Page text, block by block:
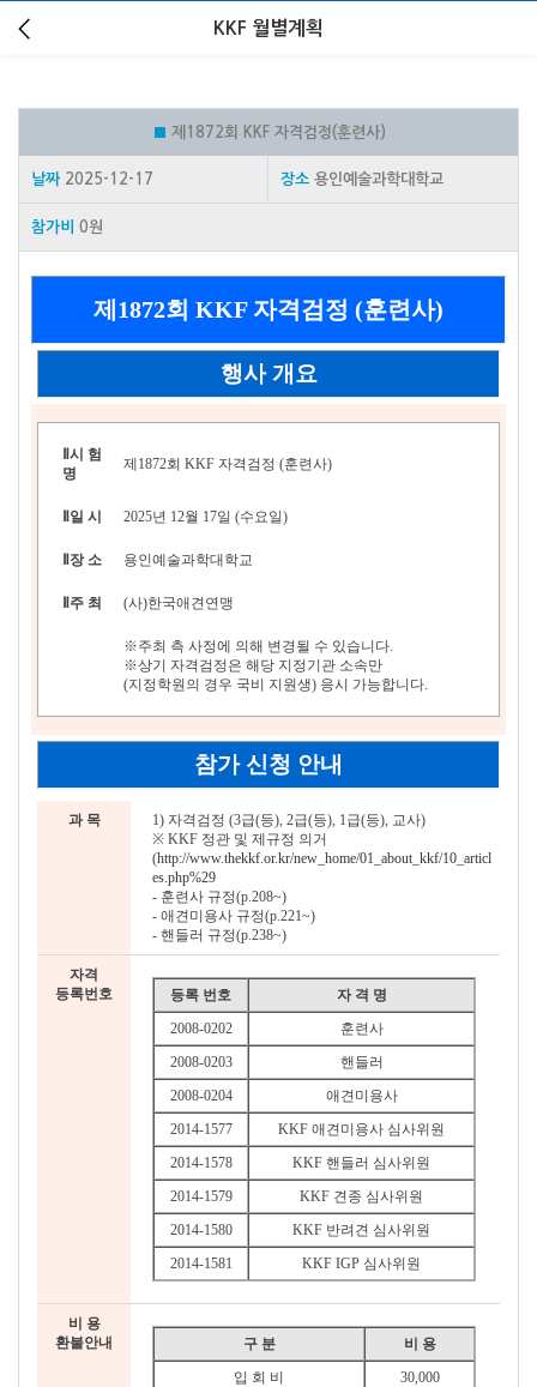
KKF 월별계획
■ 제1872회 KKF 자격검정(훈련사)
날짜 2025-12-17 장소 용인예술과학대학교
참가비 0원
제1872회 KKF 자격검정 (훈련사)
행사 개요
시 험
명
제1872회 KKF 자격검정 (훈련사)
일 시 2025년 12월 17일 (수요일)
장 소 용인예술과학대학교
주 최 (사)한국애견연맹
※주최 측 사정에 의해 변경될 수 있습니다.
※상기 자격검정은 해당 지정기관 소속만
(지정학원의 경우 국비 지원생) 응시 가능합니다.
참가 신청 안내
과 목
1) 자격검정 (3급(등), 2급(등), 1급(등), 교사)
※ KKF 정관 및 제규정 의거
(http://www.thekkf.or.kr/new_home/01_about_kkf/10_articl
es.php%29
- 훈련사 규정(p.208~)
- 애견미용사 규정(p.221~)
- 핸들러 규정(p.238~)
자격
등록번호
등록 번호
자 격 명
2008-0202
훈련사
2008-0203
핸들러
2008-0204
애견미용사
2014-1577
KKF 애견미용사 심사위원
2014-1578
KKF 핸들러 심사위원
2014-1579
KKF 견종 심사위원
2014-1580
KKF 반려견 심사위원
2014-1581
KKF IGP 심사위원
비 용
환불안내
구 분
비 용
입 회 비
30,000